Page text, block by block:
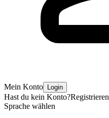
Mein Konto Login
Hast du kein Konto?Registrieren
Sprache wählen